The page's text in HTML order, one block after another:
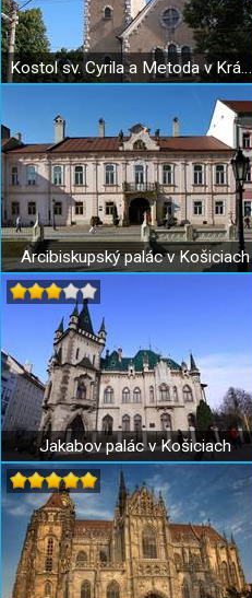
Kostol sv. Cyrila a Metoda v Krásnej
Arcibiskupský palác v Košiciach
Jakabov palác v Košiciach